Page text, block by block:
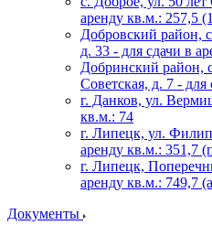
аренду кв.м.: 257,5
Добровский район,
д. 33 - для сдачи в
Добринский район,
Советская, д. 7 -
г. Данков, ул.
кв.м.: 74
г. Липецк, ул.
аренду кв.м.: 351,7
г. Липецк,
аренду кв.м.: 749,7
Документы